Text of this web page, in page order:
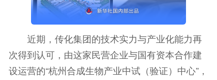
近期，传化集团的技术实力与产业化能力再
次得到认可，由这家民营企业与国有资本合作建
设运营的“杭州合成生物产业中试（验证）中心”，